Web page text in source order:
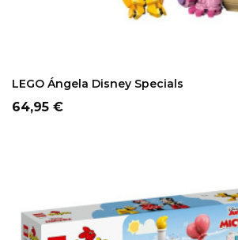
LEGO Ángela Disney Specials
Precio
64,95 €